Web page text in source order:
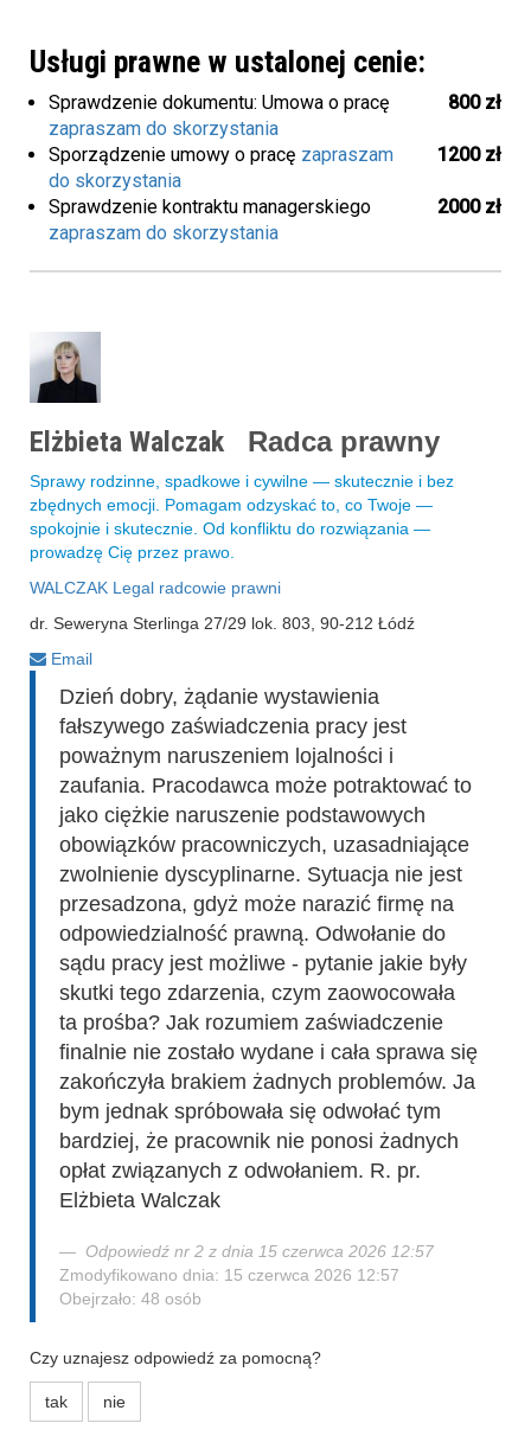
Usługi prawne w ustalonej cenie:
Sprawdzenie dokumentu: Umowa o pracę
800 zł
zapraszam do skorzystania
Sporządzenie umowy o pracę
1200 zł
zapraszam
do skorzystania
Sprawdzenie kontraktu managerskiego
2000 zł
zapraszam do skorzystania
Elżbieta Walczak Radca prawny
Sprawy rodzinne, spadkowe i cywilne — skutecznie i bez
zbędnych emocji. Pomagam odzyskać to, co Twoje —
spokojnie i skutecznie. Od konfliktu do rozwiązania —
prowadzę Cię przez prawo.
WALCZAK Legal radcowie prawni
dr. Seweryna Sterlinga 27/29 lok. 803, 90-212 Łódź
Email
Dzień dobry, żądanie wystawienia
fałszywego zaświadczenia pracy jest
poważnym naruszeniem lojalności i
zaufania. Pracodawca może potraktować to
jako ciężkie naruszenie podstawowych
obowiązków pracowniczych, uzasadniające
zwolnienie dyscyplinarne. Sytuacja nie jest
przesadzona, gdyż może narazić firmę na
odpowiedzialność prawną. Odwołanie do
sądu pracy jest możliwe - pytanie jakie były
skutki tego zdarzenia, czym zaowocowała
ta prośba? Jak rozumiem zaświadczenie
finalnie nie zostało wydane i cała sprawa się
zakończyła brakiem żadnych problemów. Ja
bym jednak spróbowała się odwołać tym
bardziej, że pracownik nie ponosi żadnych
opłat związanych z odwołaniem. R. pr.
Elżbieta Walczak
Odpowiedź nr 2 z dnia 15 czerwca 2026 12:57
Zmodyfikowano dnia: 15 czerwca 2026 12:57
Obejrzało: 48 osób
Czy uznajesz odpowiedź za pomocną?
tak nie